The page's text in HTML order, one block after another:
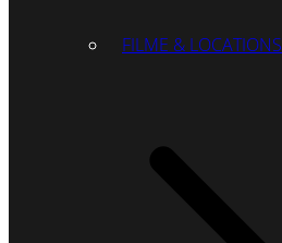
FILME & LOCATIONS